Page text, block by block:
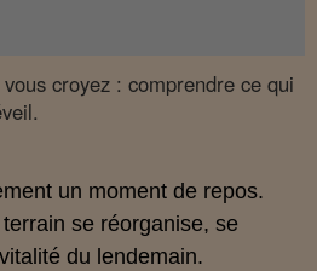
mise au point claire, moderne
française de 2026.
croyez : comprendre ce qui
un moment de repos.
se réorganise, se
du lendemain.